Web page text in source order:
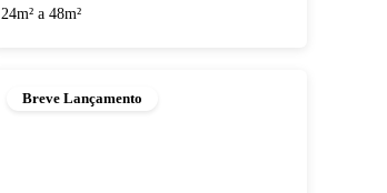
24m² a 48m²
Breve Lançamento